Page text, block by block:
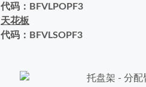
代码：BFVLPOPF3
天花板
代码：BFVLSOPF3